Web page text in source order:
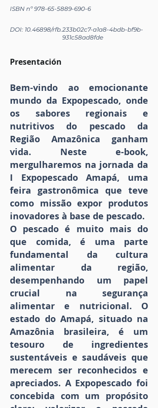
ISBN nº978-65-5889-690-6
DOI: 10.46898/rfb.233b02c7-a1a8-4bdb-bf9b-
931c58ad8fde
Presentación
Bem-vindo ao emocionante
mundo da Expopescado, onde
os sabores regionais e
nutritivos do pescado da
Região Amazônica ganham
vida. Neste e-book,
mergulharemos na jornada da
I Expopescado Amapá, uma
feira gastronômica que teve
como missão expor produtos
inovadores à base de pescado.
O pescado é muito mais do
que comida, é uma parte
fundamental da cultura
alimentar da região,
desempenhando um papel
crucial na segurança
alimentar e nutricional. O
estado do Amapá, situado na
Amazônia brasileira, é um
tesouro de ingredientes
sustentáveis e saudáveis que
merecem ser reconhecidos e
apreciados. A Expopescado foi
concebida com um propósito